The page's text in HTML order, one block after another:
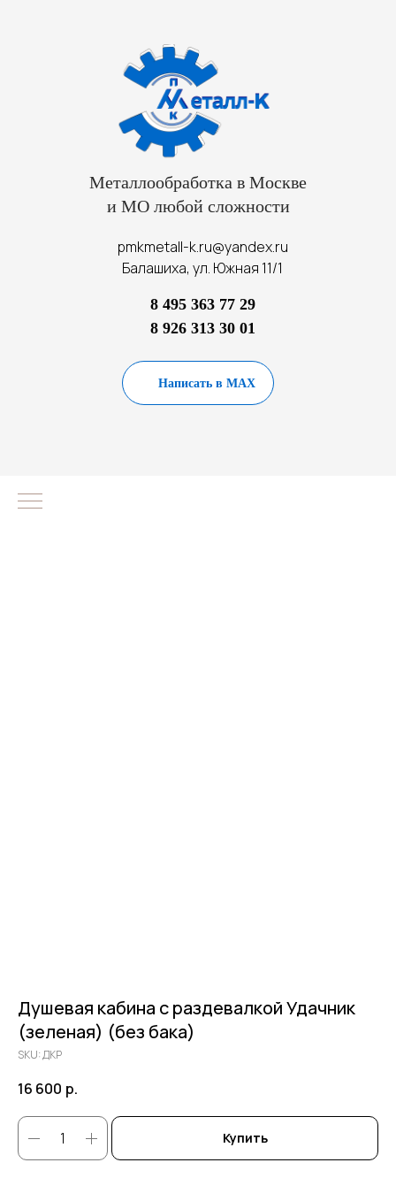
Металлообработка в Москве
и МО любой сложности
pmkmetall-k.ru@yandex.ru
Балашиха, ул. Южная 11/1
8 495 363 77 29
8 926 313 30 01
Написать в MAX
Душевая кабина с раздевалкой Удачник
(зеленая) (без бака)
SKU:ДКР
16 600 р.
Купить